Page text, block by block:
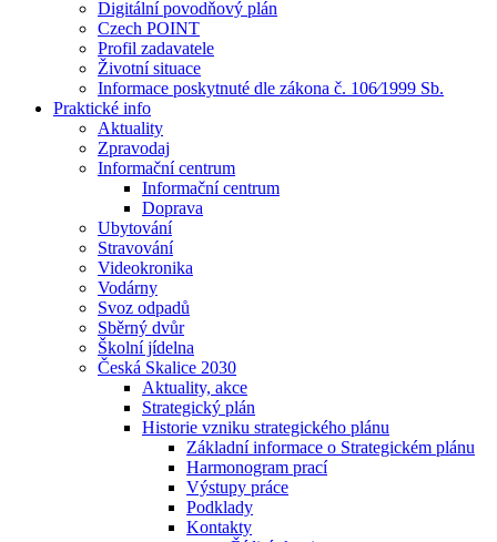
Digitální povodňový plán
Czech POINT
Profil zadavatele
Životní situace
Informace poskytnuté dle zákona č. 106⁄1999 Sb.
Praktické info
Aktuality
Zpravodaj
Informační centrum
Informační centrum
Doprava
Ubytování
Stravování
Videokronika
Vodárny
Svoz odpadů
Sběrný dvůr
Školní jídelna
Česká Skalice 2030
Aktuality, akce
Strategický plán
Historie vzniku strategického plánu
Základní informace o Strategickém plánu
Harmonogram prací
Výstupy práce
Podklady
Kontakty